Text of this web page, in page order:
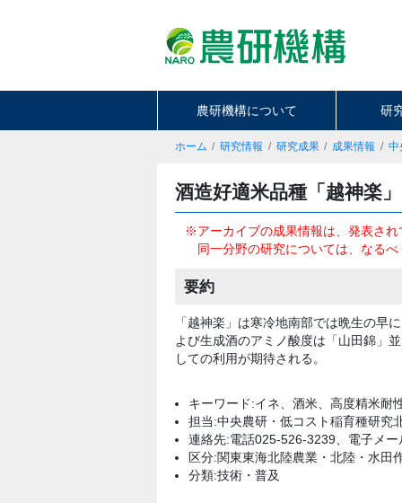
農研機構について 研
ホーム 研究情報 研究成果 成果情報 中
酒造好適米品種「越神楽」
※アーカイブの成果情報は、発表さ
同一分野の研究については、なる
要約
「越神楽」は寒冷地南部では晩生の早
よび生成酒のアミノ酸度は「山田錦」
しての利用が期待される。
キーワード:イネ、酒米、高度精米耐
担当:中央農研・低コスト稲育種研究
連絡先:電話025-526-3239、電子メー
区分:関東東海北陸農業・北陸・水田
分類:技術・普及